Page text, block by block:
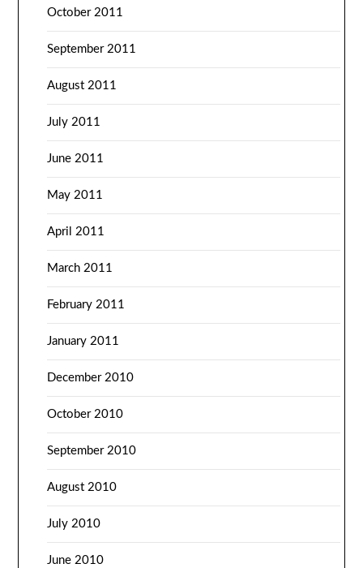
October 2011
September 2011
August 2011
July 2011
June 2011
May 2011
April 2011
March 2011
February 2011
January 2011
December 2010
October 2010
September 2010
August 2010
July 2010
June 2010